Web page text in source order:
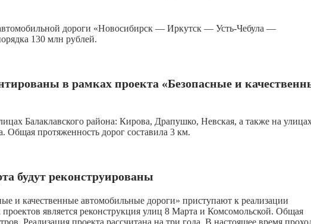
дороги «Новосибирск — Иркутск — Усть-Чебула —
130 млн рублей.
в рамках проекта «Безопасные и
Балаклавского района: Кирова, Драпушко, Невская, а также на
Общая протяженность дорог составила 3 км.
будут реконструированы
и качественные автомобильные дороги» приступают к реализации
является реконструкция улиц 8 Марта и Комсомольской. Общая
Реализация проекта рассчитана на три года. В настоящее время